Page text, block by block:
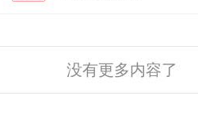
没有更多内容了